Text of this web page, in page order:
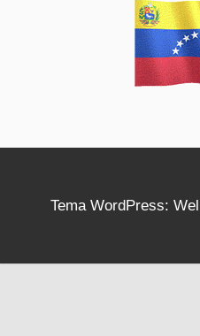
Tema WordPress: